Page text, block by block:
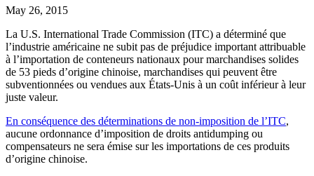
May 26, 2015
La U.S. International Trade Commission (ITC) a déterminé que
l’industrie américaine ne subit pas de préjudice important attribuable
à l’importation de conteneurs nationaux pour marchandises solides
de 53 pieds d’origine chinoise, marchandises qui peuvent être
subventionnées ou vendues aux États-Unis à un coût inférieur à leur
juste valeur.
En conséquence des déterminations de non-imposition de l’ITC,
aucune ordonnance d’imposition de droits antidumping ou
compensateurs ne sera émise sur les importations de ces produits
d’origine chinoise.